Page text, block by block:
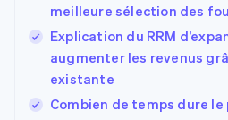
meilleure sélection des
Explication du RRM
augmenter les revenus
existante
Combien de temps dure le
États-Unis
EnglishEspañol简体中文
Finlande
English Svenska
FrançaisEnglish